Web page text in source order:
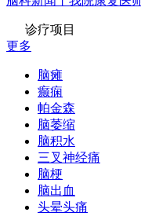
诊疗项目
更多
脑瘫
癫痫
帕金森
脑萎缩
脑积水
三叉神经痛
脑梗
脑出血
头晕头痛